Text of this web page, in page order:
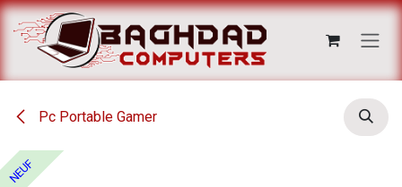
Se rendre au contenu
Pc Portable Gamer
NEUF